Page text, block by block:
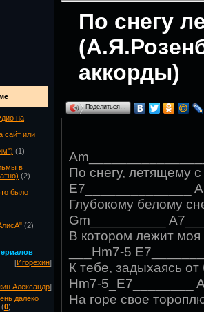
на
сайт или
(1)
в
(2)
было
(2)
[Игорёхин]
Александр]
далеко
(0)
По снегу
аккорды)
Поделиться…
По снегу, летящему
E7______________
Глубокому белому
Gm__________
В котором лежит моя
___Hm7-5
К тебе, задыхаясь от
Hm7-5_E7________
На горе свое